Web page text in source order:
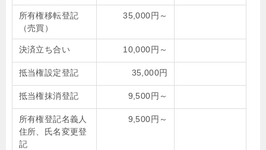
所有権移転登記
（売買）
35,000円～
決済立ち合い 10,000円～
抵当権設定登記 35,000円
抵当権抹消登記 9,500円～
所有権登記名義人
住所、氏名変更登
記
9,500円～